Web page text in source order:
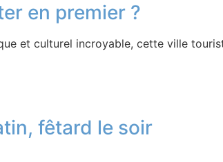
en premier ?
et culturel incroyable, cette ville
fêtard le soir